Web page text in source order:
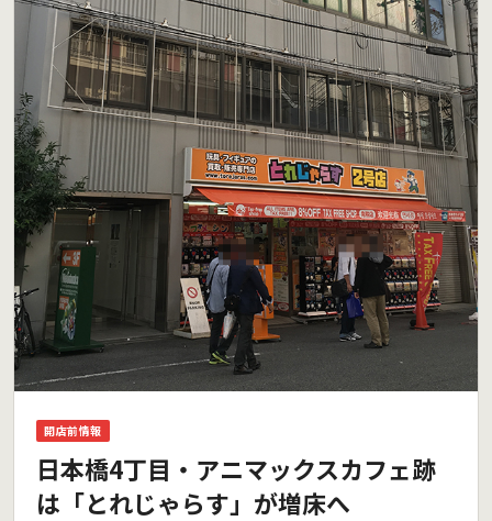
開店前情報
日本橋4丁目・アニマックスカフェ跡
は「とれじゃらす」が増床へ